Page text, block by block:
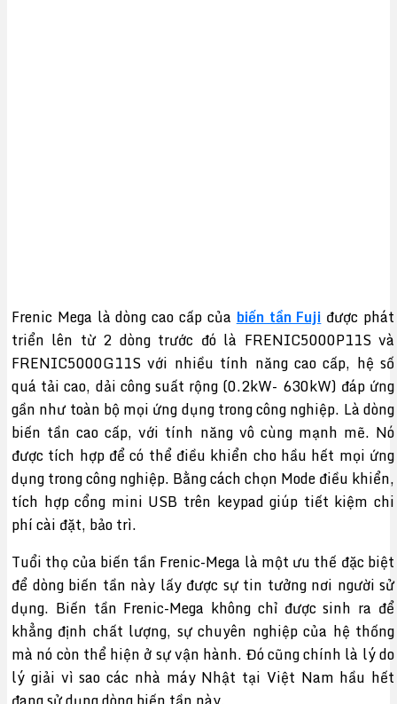
Frenic Mega là dòng cao cấp của biến tần Fuji được phát
triển lên từ 2 dòng trước đó là FRENIC5000P11S và
FRENIC5000G11S với nhiều tính năng cao cấp, hệ số
quá tải cao, dải công suất rộng (0.2kW- 630kW) đáp ứng
gần như toàn bộ mọi ứng dụng trong công nghiệp. Là dòng
biến tần cao cấp, với tính năng vô cùng mạnh mẽ. Nó
được tích hợp để có thể điều khiển cho hầu hết mọi ứng
dụng trong công nghiệp. Bằng cách chọn Mode điều khiển,
tích hợp cổng mini USB trên keypad giúp tiết kiệm chi
phí cài đặt, bảo trì.
Tuổi thọ của biến tần Frenic-Mega là một ưu thế đặc biệt
để dòng biến tần này lấy được sự tin tưởng nơi người sử
dụng. Biến tần Frenic-Mega không chỉ được sinh ra để
khẳng định chất lượng, sự chuyên nghiệp của hệ thống
mà nó còn thể hiện ở sự vận hành. Đó cũng chính là lý do
lý giải vì sao các nhà máy Nhật tại Việt Nam hầu hết